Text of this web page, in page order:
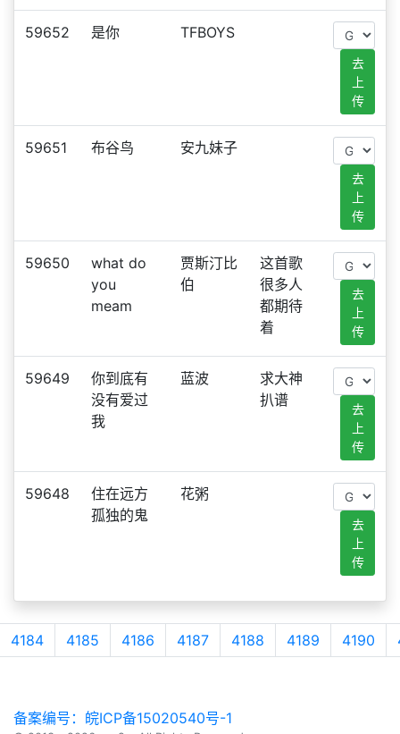
59652 是你 TFBOYS
去
上
传
59651 布谷鸟 安九妹子
去
上
传
59650
what do
you
meam
贾斯汀比
伯
这首歌
很多人
都期待
着
去
上
传
59649
你到底有
没有爱过
我
蓝波
求大神
扒谱
去
上
传
59648
住在远方
孤独的鬼
花粥
去
上
传
4184 4185 4186 4187 4188 4189 4190
备案编号：皖ICP备15020540号-1